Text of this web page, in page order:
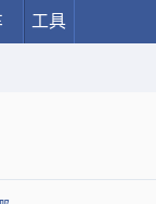
工具